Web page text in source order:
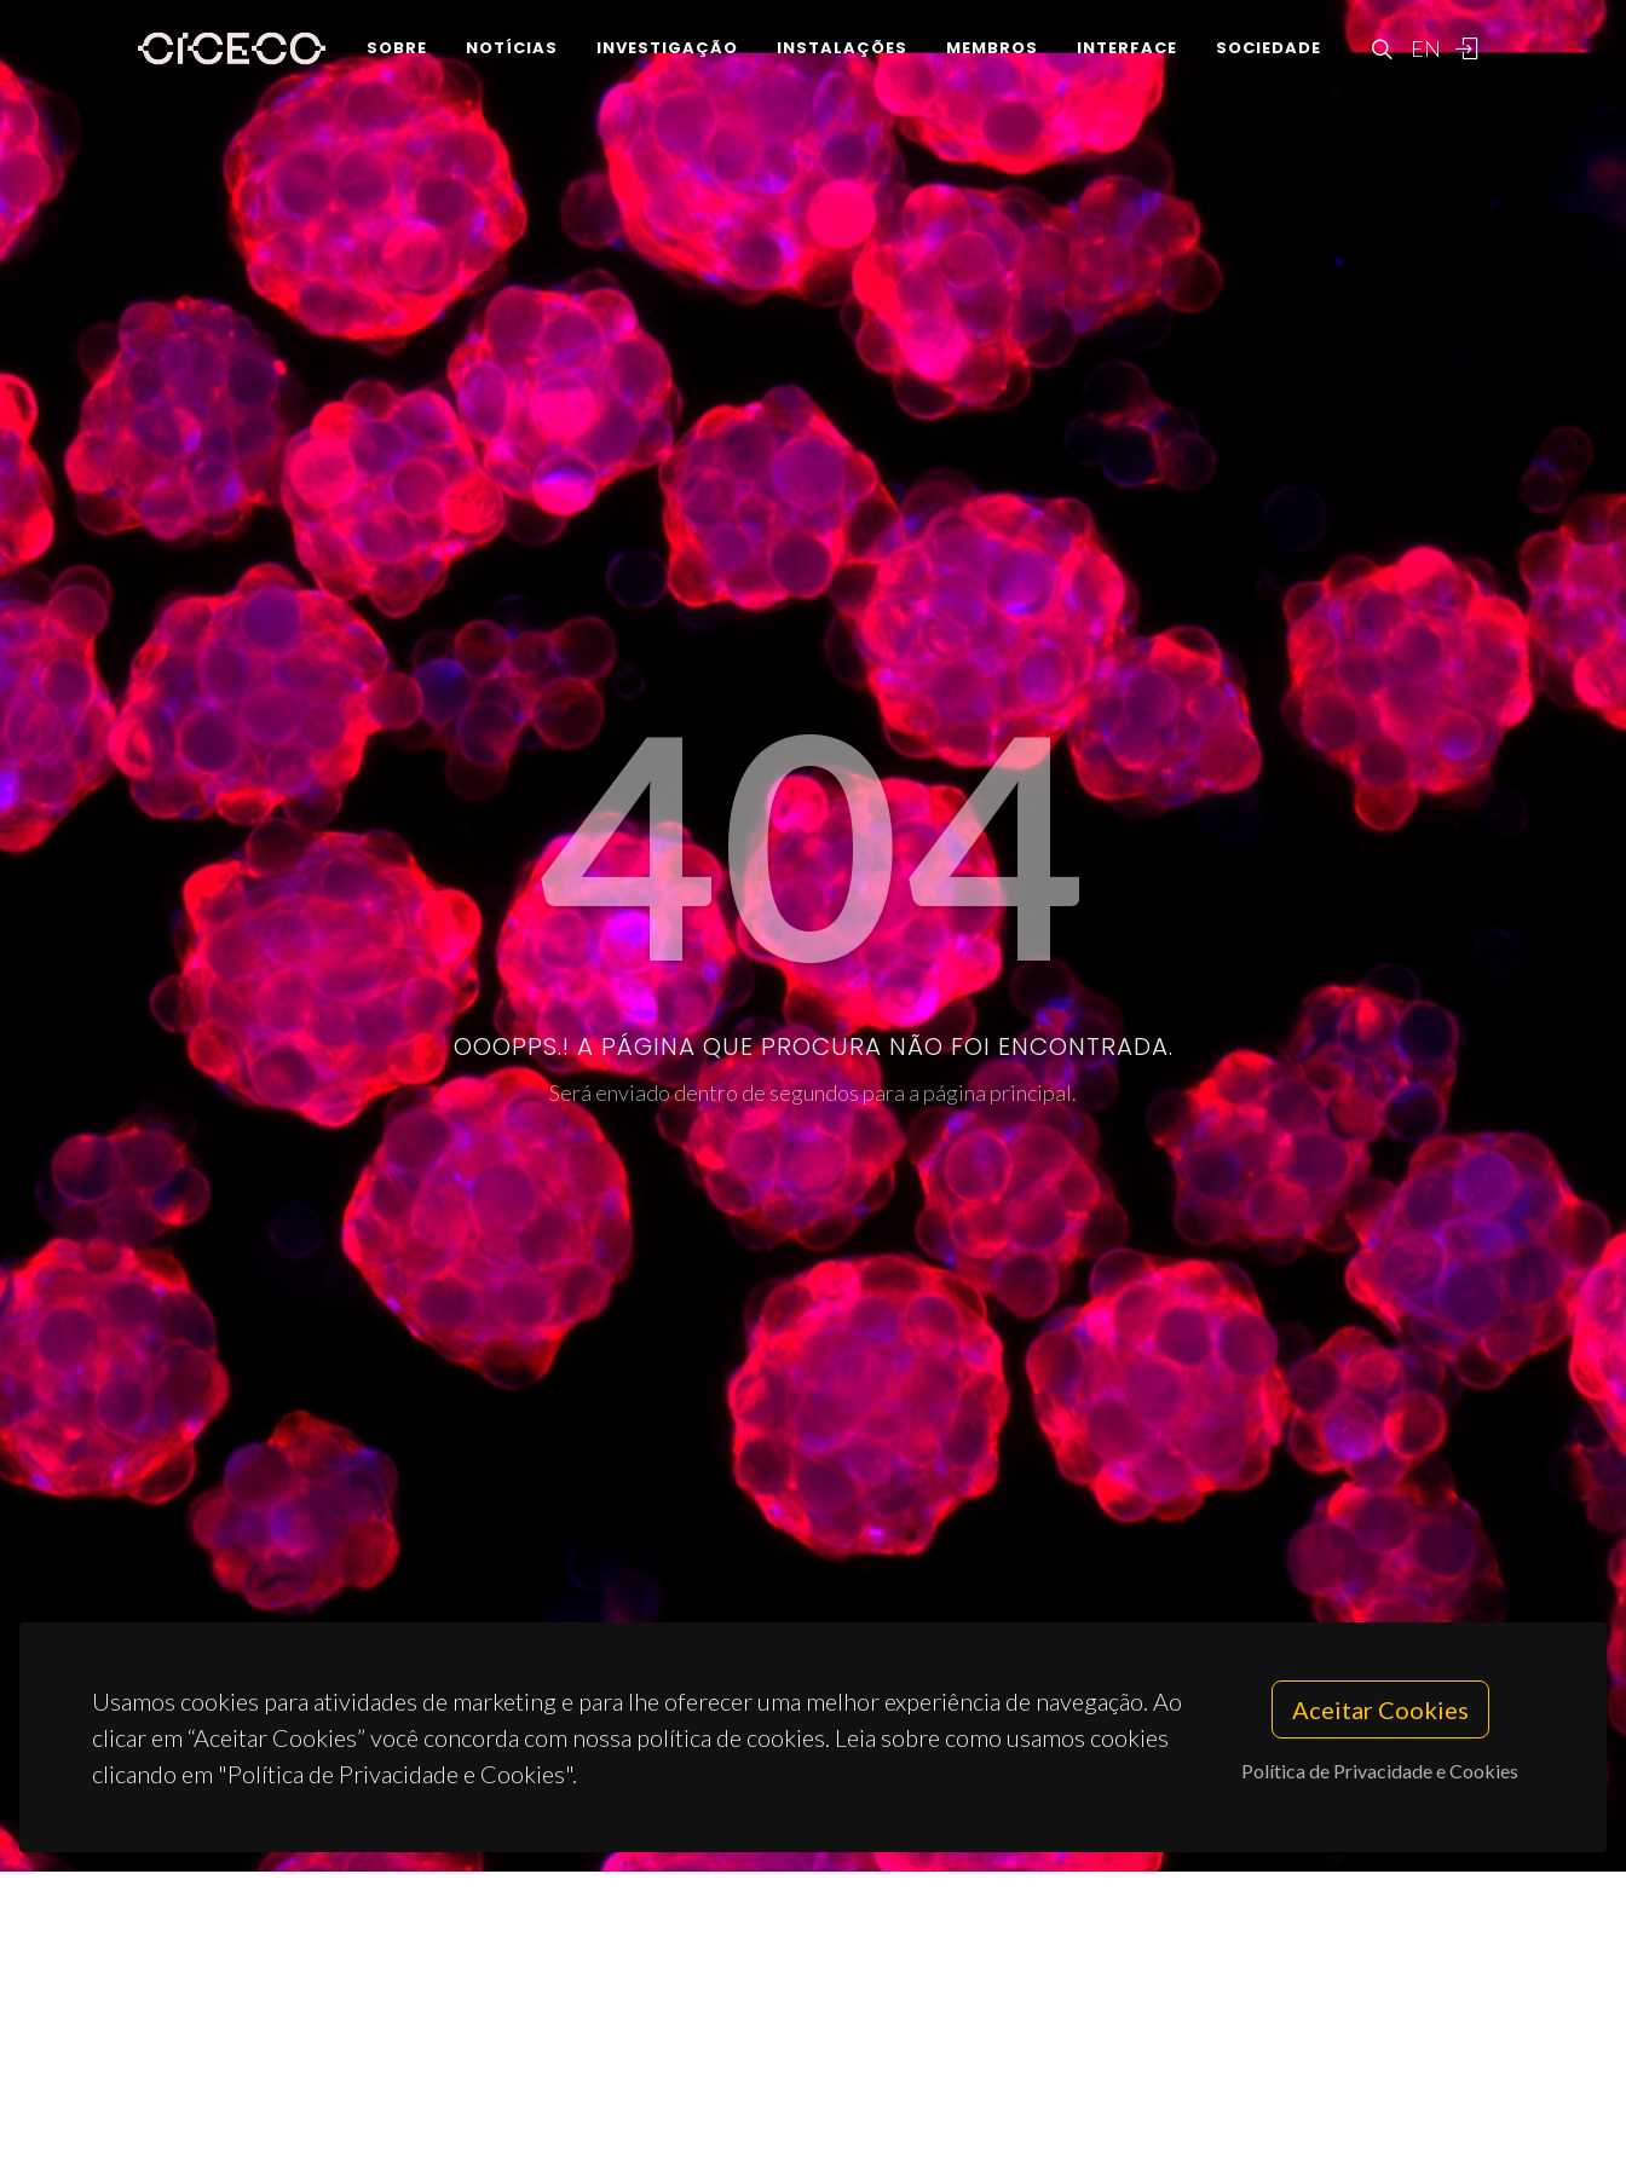
EN
SOBRE NOTÍCIAS INVESTIGAÇÃO INSTALAÇÕES MEMBROS INTERFACE SOCIEDADE
404
OOOPPS.! A PÁGINA QUE PROCURA NÃO FOI ENCONTRADA.
Será enviado dentro de segundos para a página principal.
Usamos cookies para atividades de marketing e para lhe oferecer uma melhor experiência de navegação. Ao
clicar em “Aceitar Cookies” você concorda com nossa política de cookies. Leia sobre como usamos cookies
clicando em "Política de Privacidade e Cookies".
Aceitar Cookies
Política de Privacidade e Cookies